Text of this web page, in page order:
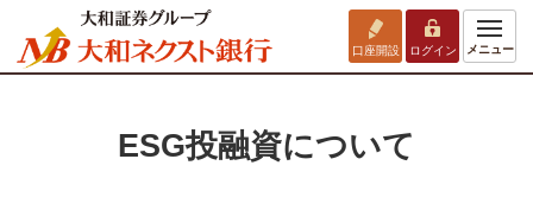
口座開設 ログイン メニュー
ESG投融資について